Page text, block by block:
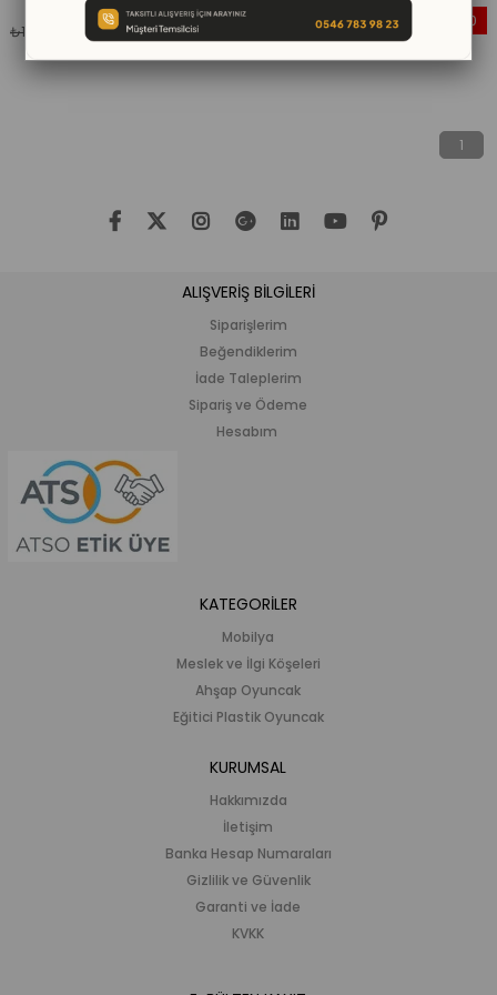
₺899,00
₺1.299,00
%31
İndirim
%31İndirim
₺999,00
₺1.999,00
%50
1
ALIŞVERİŞ BİLGİLERİ
Siparişlerim
Beğendiklerim
İade Taleplerim
Sipariş ve Ödeme
Hesabım
KATEGORİLER
Mobilya
Meslek ve İlgi Köşeleri
Ahşap Oyuncak
Eğitici Plastik Oyuncak
KURUMSAL
Hakkımızda
İletişim
Banka Hesap Numaraları
Gizlilik ve Güvenlik
Garanti ve İade
KVKK